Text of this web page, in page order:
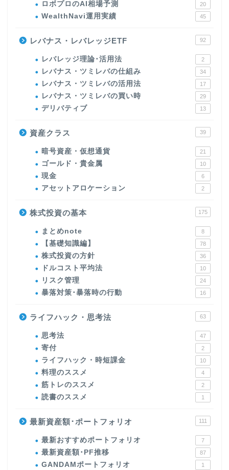
ロボプロのAI相場予測 20
WealthNavi運用実績 45
レバナス・レバレッジETF 92
レバレッジ理論･活用法 2
レバナス・ツミレバの仕組み 34
レバナス・ツミレバの活用法 17
レバナス・ツミレバの買い時 29
デリバティブ 13
資産クラス 39
暗号資産・仮想通貨 21
ゴールド・貴金属 10
現金 6
アセットアロケーション 2
株式投資の基本 175
まとめnote 8
【基礎知識編】 78
株式投資の方針 36
ドルコスト平均法 10
リスク管理 24
暴落対策･暴落時の行動 16
ライフハック・思考法 63
思考法 47
寄付 2
ライフハック・時短課金 10
料理のススメ 4
筋トレのススメ 2
読書のススメ 1
最新資産額･ポートフォリオ 111
最新おすすめポートフォリオ 7
最新資産額･PF推移 87
GANDAMポートフォリオ 1